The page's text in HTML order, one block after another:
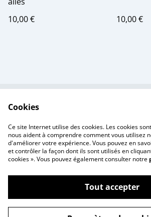
10,00 €
10,00 €
Politique de
confidentialité
©2026Creativity Print
Cookies
Ce site Internet utilise des cookies. Les cookies
nous aident à comprendre comment vous utilisez
d'améliorer votre expérience. Vous pouvez en
et contrôler la façon dont ils sont utilisés en
cookies ». Vous pouvez également consulter notre
Tout accepter